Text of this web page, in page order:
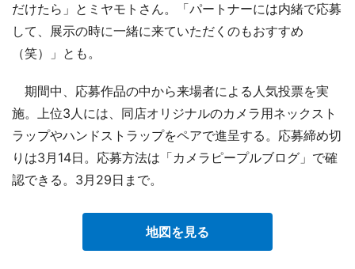
だけたら」とミヤモトさん。「パートナーには内緒で応募
して、展示の時に一緒に来ていただくのもおすすめ
（笑）」とも。
期間中、応募作品の中から来場者による人気投票を実
施。上位3人には、同店オリジナルのカメラ用ネックスト
ラップやハンドストラップをペアで進呈する。応募締め切
りは3月14日。応募方法は「カメラピープルブログ」で確
認できる。3月29日まで。
地図を見る